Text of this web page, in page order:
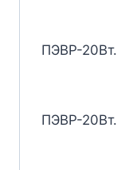
ПЭВР-20Вт.
ПЭВР-20Вт.